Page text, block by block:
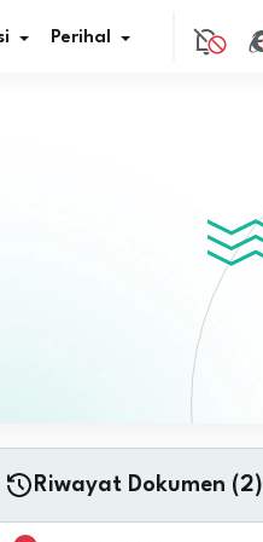
JDIH
Perihal
Riwayat Dokumen (2)